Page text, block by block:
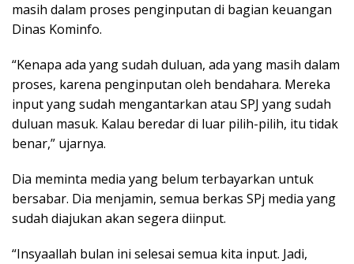
masih dalam proses penginputan di bagian keuangan
Dinas Kominfo.
“Kenapa ada yang sudah duluan, ada yang masih dalam
proses, karena penginputan oleh bendahara. Mereka
input yang sudah mengantarkan atau SPJ yang sudah
duluan masuk. Kalau beredar di luar pilih-pilih, itu tidak
benar,” ujarnya.
Dia meminta media yang belum terbayarkan untuk
bersabar. Dia menjamin, semua berkas SPj media yang
sudah diajukan akan segera diinput.
“Insyaallah bulan ini selesai semua kita input. Jadi,